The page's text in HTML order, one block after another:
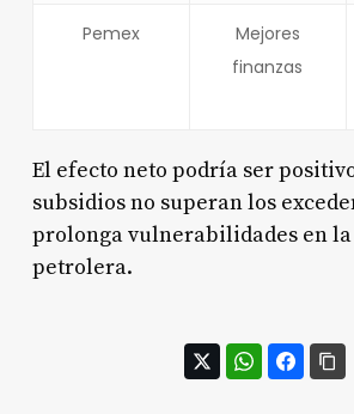
Pemex
Mejores
finanzas
El efecto neto podría ser
subsidios no superan los
prolonga vulnerabilidades en
petrolera.